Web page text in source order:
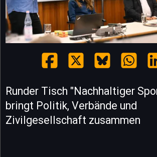
Runder Tisch "Nachhaltiger
bringt Politik, Verbände und
Zivilgesellschaft zusammen